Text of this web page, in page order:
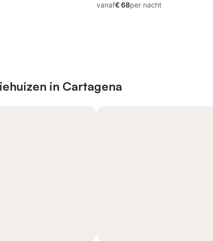
vanaf€ 68per nacht
in Cartagena